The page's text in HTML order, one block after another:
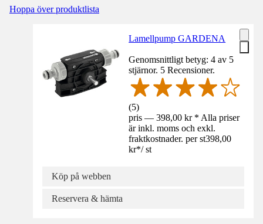
Hoppa över produktlista
Lamellpump GARDENA
Genomsnittligt betyg: 4 av 5
stjärnor. 5 Recensioner.
(5)
pris — 398,00 kr * Alla priser
är inkl. moms och exkl.
fraktkostnader. per st398,00
kr*/ st
Köp på webben
Reservera & hämta